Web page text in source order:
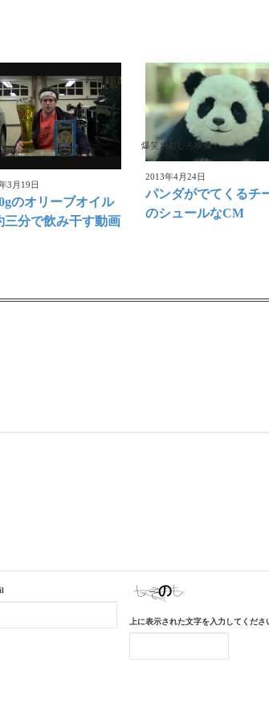
画
3月19日
のオリーブオイル
三分で飲み干す動画
爆笑おもしろ映像
2013年4月24日
パンダがでてくるチ
のシュールなCM
上に表示された文字を入力してくださ